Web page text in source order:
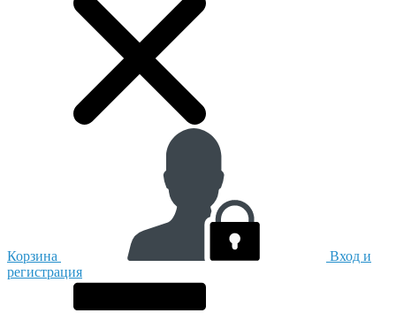
Корзина
Вход и
регистрация